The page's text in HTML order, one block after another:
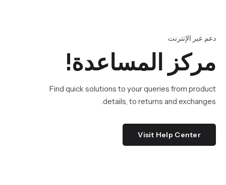
دعم عبر الإنترنت
مركز المساعدة!
Find quick solutions to your queries from product
details, to returns and exchanges.
Visit Help Center